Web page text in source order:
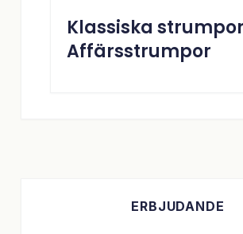
Klassiska
Affärsstrumpor
ERBJUDANDE